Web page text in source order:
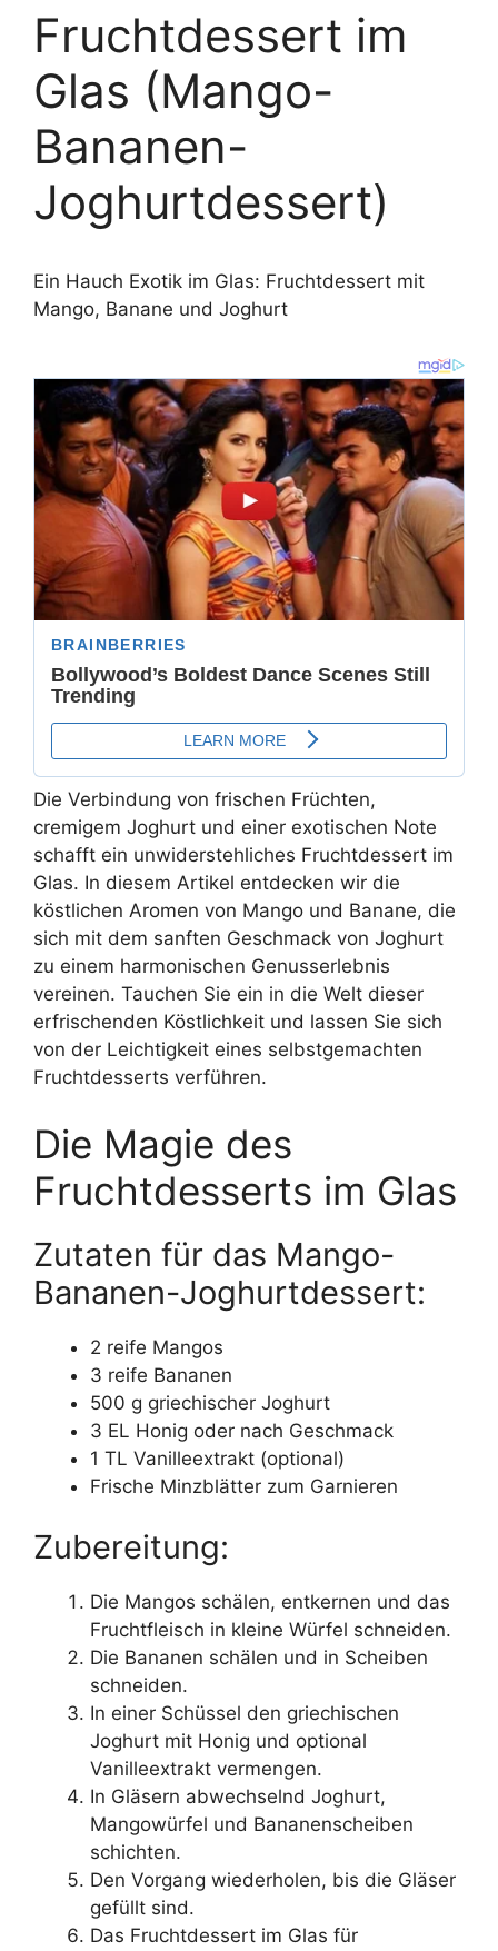
Fruchtdessert im
Glas (Mango-
Bananen-
Joghurtdessert)
Ein Hauch Exotik im Glas: Fruchtdessert mit
Mango, Banane und Joghurt
Die Verbindung von frischen Früchten,
cremigem Joghurt und einer exotischen Note
schafft ein unwiderstehliches Fruchtdessert im
Glas. In diesem Artikel entdecken wir die
köstlichen Aromen von Mango und Banane, die
sich mit dem sanften Geschmack von Joghurt
zu einem harmonischen Genusserlebnis
vereinen. Tauchen Sie ein in die Welt dieser
erfrischenden Köstlichkeit und lassen Sie sich
von der Leichtigkeit eines selbstgemachten
Fruchtdesserts verführen.
Die Magie des
Fruchtdesserts im Glas
Zutaten für das Mango-
Bananen-Joghurtdessert:
2 reife Mangos
3 reife Bananen
500 g griechischer Joghurt
3 EL Honig oder nach Geschmack
1 TL Vanilleextrakt (optional)
Frische Minzblätter zum Garnieren
Zubereitung:
Die Mangos schälen, entkernen und das
Fruchtfleisch in kleine Würfel schneiden.
Die Bananen schälen und in Scheiben
schneiden.
In einer Schüssel den griechischen
Joghurt mit Honig und optional
Vanilleextrakt vermengen.
In Gläsern abwechselnd Joghurt,
Mangowürfel und Bananenscheiben
schichten.
Den Vorgang wiederholen, bis die Gläser
gefüllt sind.
Das Fruchtdessert im Glas für